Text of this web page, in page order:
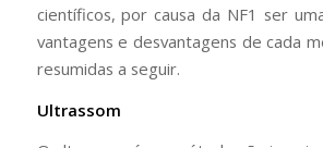
científicos, por causa da NF1 ser
vantagens e desvantagens de cada
resumidas a seguir.
Ultrassom